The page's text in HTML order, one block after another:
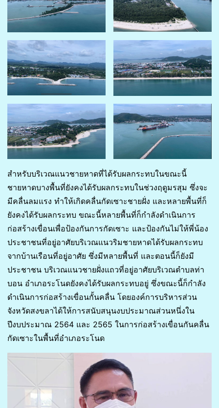
สำหรับบริเวณแนวชายหาดที่ได้รับผลกระทบในขณะนี้
ชายหาดบางพื้นที่ยังคงได้รับผลกระทบในช่วงฤดูมรสุม ซึ่งจะ
มีคลื่นลมแรง ทำให้เกิดคลื่นกัดเซาะชายฝั่ง และหลายพื้นที่ก็
ยังคงได้รับผลกระทบ ขณะนี้หลายพื้นที่ก็กำลังดำเนินการ
ก่อสร้างเขื่อนเพื่อป้องกันการกัดเซาะ และป้องกันไม่ให้พี่น้อง
ประชาชนที่อยู่อาศัยบริเวณแนวริมชายหาดได้รับผลกระทบ
จากบ้านเรือนที่อยู่อาศัย ซึ่งมีหลายพื้นที่ และตอนนี้ก็ยังมี
ประชาชน บริเวณแนวชายฝั่งแถวที่อยู่อาศัยบริเวณตำบลท่า
บอน อำเภอระโนดยังคงได้รับผลกระทบอยู่ ซึ่งขณะนี้ก็กำลัง
ดำเนินการก่อสร้างเขื่อนกั้นคลื่น โดยองค์การบริหารส่วน
จังหวัดสงขลาได้ให้การสนับสนุนงบประมาณส่วนหนึ่งใน
ปีงบประมาณ 2564 และ 2565 ในการก่อสร้างเขื่อนกันคลื่น
กัดเซาะในพื้นที่อำเภอระโนด